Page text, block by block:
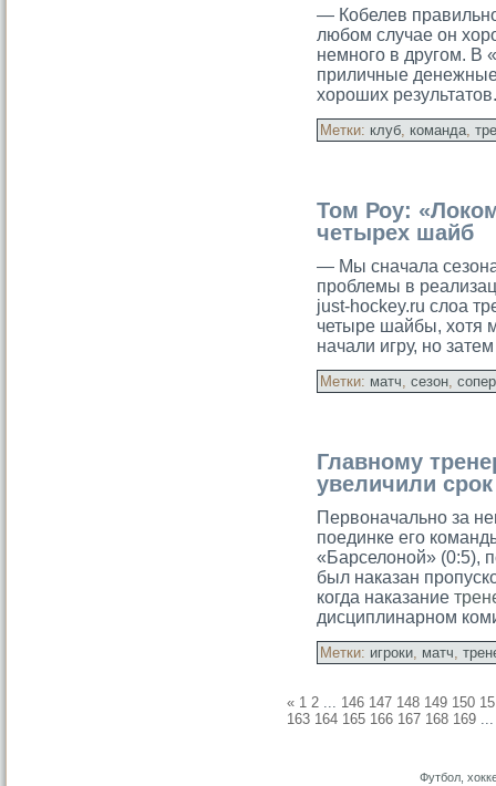
— Кобелев
любοм случае он
немного в другом. В
приличные
хороших
Метки: клуб, команда,
Том Роу:
четырех шайб
— Мы сначала
проблемы в
just-hockey.ru слоа
четыре шайбы, хотя
начали игру, но
Метки: матч, сезон,
Главному
увеличили
Первоначально за
поединке его
«Барселоной» (0:5),
был наказан
когда наказание
дисциплинарном
Метки: игроки, матч,
« 1 2 ... 146 147 148 149 150
163 164 165 166 167 168 169
Футбол,